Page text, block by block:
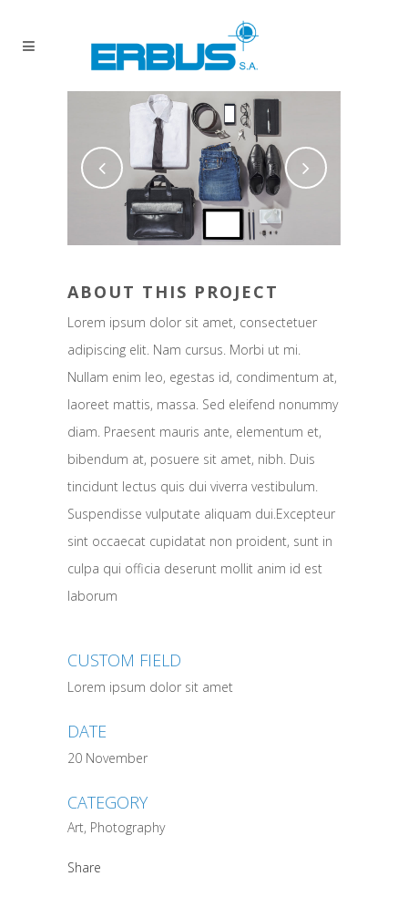
ABOUT THIS PROJECT
Lorem ipsum dolor sit amet, consectetuer
adipiscing elit. Nam cursus. Morbi ut mi.
Nullam enim leo, egestas id, condimentum at,
laoreet mattis, massa. Sed eleifend nonummy
diam. Praesent mauris ante, elementum et,
bibendum at, posuere sit amet, nibh. Duis
tincidunt lectus quis dui viverra vestibulum.
Suspendisse vulputate aliquam dui.Excepteur
sint occaecat cupidatat non proident, sunt in
culpa qui officia deserunt mollit anim id est
laborum
CUSTOM FIELD
Lorem ipsum dolor sit amet
DATE
20 November
CATEGORY
Art, Photography
Share